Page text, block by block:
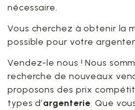
nécessaire.
Vous cherchez à obtenir la
possible pour votre
Vendez-le nous ! Nous
recherche de nouveaux
proposons des prix
types d’argenterie. Que